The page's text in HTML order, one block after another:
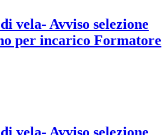
vela- Avviso selezione
per incarico Formatore